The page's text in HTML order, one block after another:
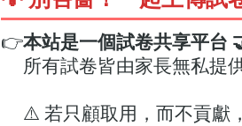
本站是一個試卷共享平台
👉
所有試卷皆由家長無私提
⚠️ 若只顧取用，而不貢獻，